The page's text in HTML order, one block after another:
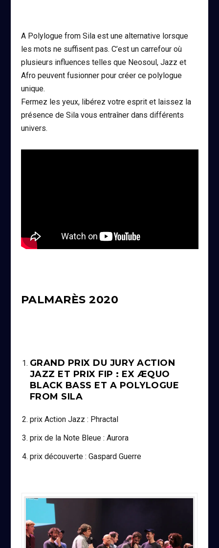
A Polylogue from Sila est une alternative lorsque
les mots ne suffisent pas. C’est un carrefour où
plusieurs influences telles que Neosoul, Jazz et
Afro peuvent fusionner pour créer ce polylogue
unique.
Fermez les yeux, libérez votre esprit et laissez la
présence de Sila vous entraîner dans différents
univers.
PALMARÈS 2020
GRAND PRIX DU JURY ACTION
JAZZ ET PRIX FIP : EX ÆQUO
BLACK BASS ET A POLYLOGUE
FROM SILA
prix Action Jazz : Phractal
prix de la Note Bleue : Aurora
prix découverte : Gaspard Guerre